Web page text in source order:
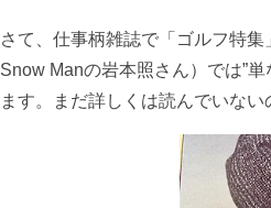
さて、仕事柄雑誌で「ゴルフ特
Snow Manの岩本照さん）では”
ます。まだ詳しくは読んでいな